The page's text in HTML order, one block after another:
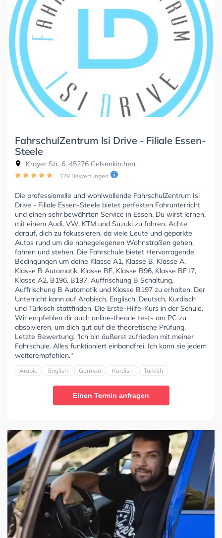
FahrschulZentrum Isi Drive - Filiale Essen-
Steele
Krayer Str. 6, 45276 Gelsenkirchen
129 Bewertungen
Die professionelle und wohlwollende FahrschulZentrum Isi
Drive - Filiale Essen-Steele bietet perfekten Fahrunterricht
und einen sehr bewährten Service in Essen. Du wirst lernen,
mit einem Audi, VW, KTM und Suzuki zu fahren. Achte
darauf, dich zu fokussieren, da viele Leute und geparkte
Autos rund um die nahegelegenen Wohnstraßen gehen,
fahren und stehen. Die Fahrschule bietet Hervorragende
Bedingungen um deine Klasse A1, Klasse B, Klasse A,
Klasse B Automatik, Klasse BE, Klasse B96, Klasse BF17,
Klasse A2, B196, B197, Auffrischung B Schaltung,
Auffrischung B Automatik und Klasse B197 zu erhalten. Der
Unterricht kann auf Arabisch, Englisch, Deutsch, Kurdisch
und Türkisch stattfinden. Die Erste-Hilfe-Kurs in der Schule.
Wir empfehlen dir auch online-theorie tests am PC zu
absolvieren, um dich gut auf die theoretische Prüfung.
Letzte Bewertung: "Ich bin äußerst zufrieden mit meiner
Fahrschule. Alles funktioniert einbandfrei. Ich kann sie jedem
weiterempfehlen."
Arabic English German Kurdish Turkish
Einen Termin anfragen